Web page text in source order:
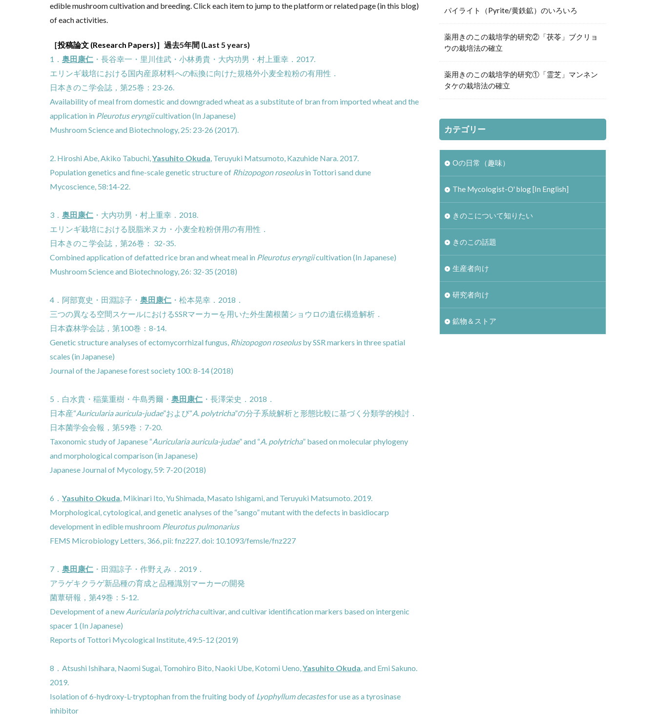
edible mushroom cultivation and breeding. Click each item to jump to the platform or related page (in this blog)
of each activities.
［投稿論文 (Research Papers)］ 過去5年間 (Last 5 years)
1． 奥田康仁 ・長谷幸一・里川佳武・小林勇貴・大内功男・村上重幸．2017.
エリンギ栽培における国内産原材料への転換に向けた規格外小麦全粒粉の有用性．
日本きのこ学会誌，第25巻：23-26.
Availability of meal from domestic and downgraded wheat as a substitute of bran from imported wheat and the
application in Pleurotus eryngiicultivation (In Japanese)
Mushroom Science and Biotechnology, 25: 23-26 (2017).
2. Hiroshi Abe, Akiko Tabuchi, Yasuhito Okuda , Teruyuki Matsumoto, Kazuhide Nara. 2017.
Population genetics and fine-scale genetic structure of Rhizopogon roseolusin Tottori sand dune
Mycoscience, 58:14-22.
3． 奥田康仁 ・大内功男・村上重幸．2018.
エリンギ栽培における脱脂米ヌカ・小麦全粒粉併用の有用性．
日本きのこ学会誌，第26巻： 32-35.
Combined application of defatted rice bran and wheat meal in Pleurotus eryngiicultivation (In Japanese)
Mushroom Science and Biotechnology, 26: 32-35 (2018)
4．阿部寛史・田淵諒子・ 奥田康仁 ・松本晃幸．2018．
三つの異なる空間スケールにおけるSSRマーカーを用いた外生菌根菌ショウロの遺伝構造解析．
日本森林学会誌，第100巻：8-14.
Genetic structure analyses of ectomycorrhizal fungus, Rhizopogon roseolusby SSR markers in three spatial
scales (in Japanese)
Journal of the Japanese forest society 100: 8-14 (2018)
5．白水貴・稲葉重樹・牛島秀爾・ 奥田康仁 ・長澤栄史．2018．
日本産“Auricularia auricula-judae”および“A. polytricha”の分子系統解析と形態比較に基づく分類学的検討．
日本菌学会会報，第59巻：7-20.
Taxonomic study of Japanese “Auricularia auricula-judae” and “A. polytricha” based on molecular phylogeny
and morphological comparison (in Japanese)
Japanese Journal of Mycology, 59: 7-20 (2018)
6． Yasuhito Okuda , Mikinari Ito, Yu Shimada, Masato Ishigami, and Teruyuki Matsumoto. 2019.
Morphological, cytological, and genetic analyses of the “sango” mutant with the defects in basidiocarp
development in edible mushroom Pleurotus pulmonarius
FEMS Microbiology Letters, 366, pii: fnz227. doi: 10.1093/femsle/fnz227
7． 奥田康仁 ・田淵諒子・作野えみ．2019．
アラゲキクラゲ新品種の育成と品種識別マーカーの開発
菌蕈研報，第49巻：5-12.
Development of a new Auricularia polytrichacultivar, and cultivar identification markers based on intergenic
spacer 1 (In Japanese)
Reports of Tottori Mycological Institute, 49:5-12 (2019)
8．Atsushi Ishihara, Naomi Sugai, Tomohiro Bito, Naoki Ube, Kotomi Ueno, Yasuhito Okuda , and Emi Sakuno.
2019.
Isolation of 6-hydroxy-L-tryptophan from the fruiting body of Lyophyllum decastesfor use as a tyrosinase
inhibitor
パイライト（Pyrite/黄鉄鉱）のいろいろ
薬用きのこの栽培学的研究②「茯苓」ブクリョ
ウの栽培法の確立
薬用きのこの栽培学的研究①「霊芝」マンネン
タケの栽培法の確立
カテゴリー
Oの日常（趣味）
The Mycologist-O' blog [In English]
きのこについて知りたい
きのこの話題
生産者向け
研究者向け
鉱物＆ストア